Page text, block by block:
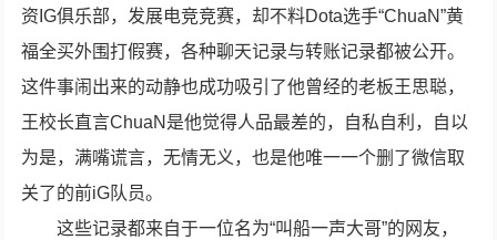
资IG俱乐部，发展电竞竞赛，却不料Dota选手“ChuaN”黄
福全买外围打假赛，各种聊天记录与转账记录都被公开。
这件事闹出来的动静也成功吸引了他曾经的老板王思聪，
王校长直言ChuaN是他觉得人品最差的，自私自利，自以
为是，满嘴谎言，无情无义，也是他唯一一个删了微信取
关了的前iG队员。
这些记录都来自于一位名为“叫船一声大哥”的网友，